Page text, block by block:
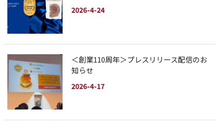
2026-4-24
＜創業110周年＞プレスリリース配信のお
知らせ
2026-4-17